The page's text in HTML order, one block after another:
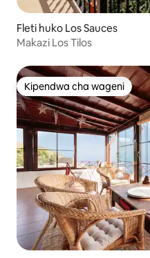
Fleti huko Los Sauces
Makazi Los Tilos
Kipendwa cha wageni
Kipendwa cha wageni